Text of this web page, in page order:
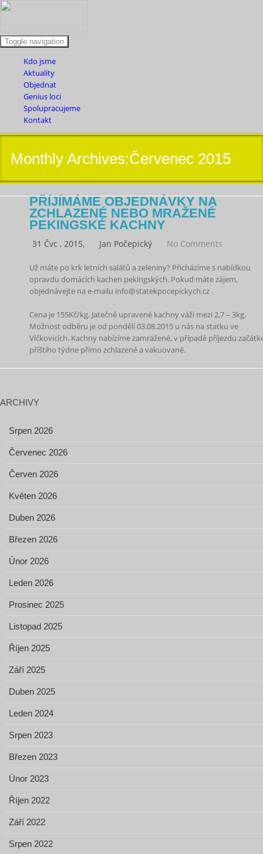
Toggle navigation
Kdo jsme
Aktuality
Objednat
Genius loci
Spolupracujeme
Kontakt
Monthly Archives:Červenec 2015
PŘÍJÍMÁME OBJEDNÁVKY NA
ZCHLAZENÉ NEBO MRAŽENÉ
PEKINGSKÉ KACHNY
31 Čvc , 2015, Jan Počepický No Comments
Už máte po krk letních salátů a zeleniny? Přicházíme s nabídkou
opravdu domácích kachen pekingských. Pokud máte zájem,
objednávejte na e-mailu info@statekpocepickych.cz .
Cena je 155Kč/kg. Jatečně upravené kachny váží mezi 2,7 – 3kg.
Možnost odběru je od pondělí 03.08.2015 u nás na statku ve
Vlčkovicích. Kachny nabízíme zamražené, v případě příjezdu
příštího týdne přímo zchlazené a vakuované.
ARCHIVY
Srpen 2026
Červenec 2026
Červen 2026
Květen 2026
Duben 2026
Březen 2026
Únor 2026
Leden 2026
Prosinec 2025
Listopad 2025
Říjen 2025
Září 2025
Duben 2025
Leden 2024
Srpen 2023
Březen 2023
Únor 2023
Říjen 2022
Září 2022
Srpen 2022